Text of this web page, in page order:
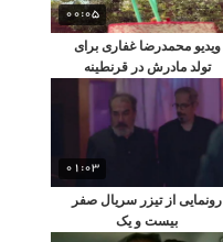
00:05
ویدیو محمدرضا غفاری برای
تولد مادرش در قرنطینه
01:03
رونمایی از تیزر سریال صفر
بیست و یک